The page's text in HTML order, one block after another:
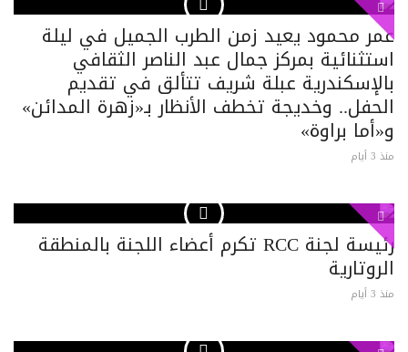
عمر محمود يعيد زمن الطرب الجميل في ليلة
استثنائية بمركز جمال عبد الناصر الثقافي
بالإسكندرية عبلة شريف تتألق في تقديم
الحفل.. وخديجة تخطف الأنظار بـ«زهرة المدائن»
و«أما براوة»
منذ 3 أيام
رئيسة لجنة RCC تكرم أعضاء اللجنة بالمنطقة
الروتارية
منذ 3 أيام